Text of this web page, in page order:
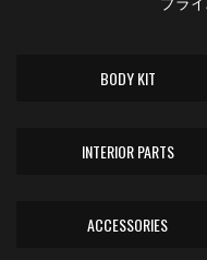
BODY KIT
INTERIOR PARTS
ACCESSORIES